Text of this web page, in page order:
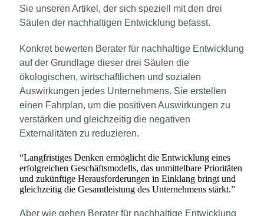
Sie unseren Artikel, der sich speziell mit den drei
Säulen der nachhaltigen Entwicklung befasst.
Konkret bewerten Berater für nachhaltige Entwicklung
auf der Grundlage dieser drei Säulen die
ökologischen, wirtschaftlichen und sozialen
Auswirkungen jedes Unternehmens. Sie erstellen
einen Fahrplan, um die positiven Auswirkungen zu
verstärken und gleichzeitig die negativen
Externalitäten zu reduzieren.
“Langfristiges Denken ermöglicht die Entwicklung eines
erfolgreichen Geschäftsmodells, das unmittelbare Prioritäten
und zukünftige Herausforderungen in Einklang bringt und
gleichzeitig die Gesamtleistung des Unternehmens stärkt.”
Aber wie gehen Berater für nachhaltige Entwicklung